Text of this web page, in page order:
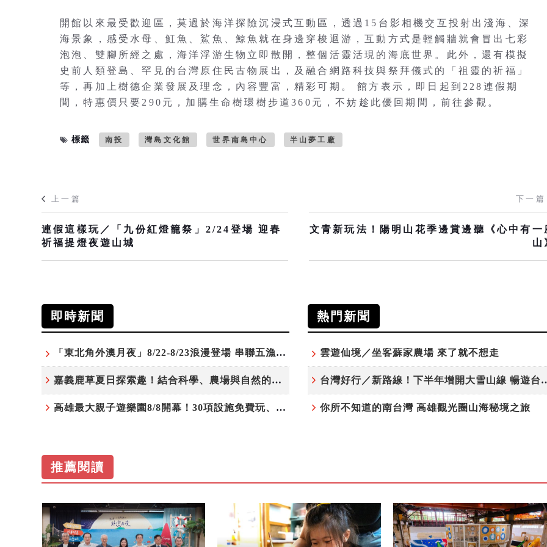
開館以來最受歡迎區，莫過於海洋探險沉浸式互動區，透過15台影相機交互投射出淺海、深
海景象，感受水母、魟魚、鯊魚、鯨魚就在身邊穿梭迴游，互動方式是輕觸牆就會冒出七彩
泡泡、雙腳所經之處，海洋浮游生物立即散開，整個活靈活現的海底世界。此外，還有模擬
史前人類登島、罕見的台灣原住民古物展出，及融合網路科技與祭拜儀式的「祖靈的祈福」
等，再加上樹德企業發展及理念，內容豐富，精彩可期。 館方表示，即日起到228連假期
間，特惠價只要290元，加購生命樹環樹步道360元，不妨趁此優回期間，前往參觀。
標籤 南投 灣島文化館 世界南島中心 半山夢工廠
上一篇
連假這樣玩／「九份紅燈籠祭」2/24登場 迎春
祈福提燈夜遊山城
下一篇
文青新玩法！陽明山花季邊賞邊聽《心中有一
山
即時新聞
「東北角外澳月夜」8/22-8/23浪漫登場 串聯五漁村、音樂、市集、火舞與慢旅共度夏夜
嘉義鹿草夏日探索趣！結合科學、農場與自然的親子小旅行
高雄最大親子遊樂園8/8開幕！30項設施免費玩、YOYO家族嗨翻暑假
熱門新聞
雲遊仙境／坐客蘇家農場 來了就不想走
台灣好行／新路線！下
你所不知道的南台灣 高雄觀光圈山海秘境之旅
推薦閱讀